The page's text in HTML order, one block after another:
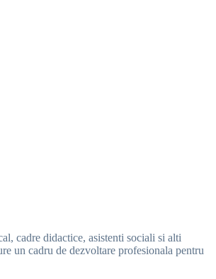
cadre didactice, asistenti sociali si alti
un cadru de dezvoltare profesionala pentru